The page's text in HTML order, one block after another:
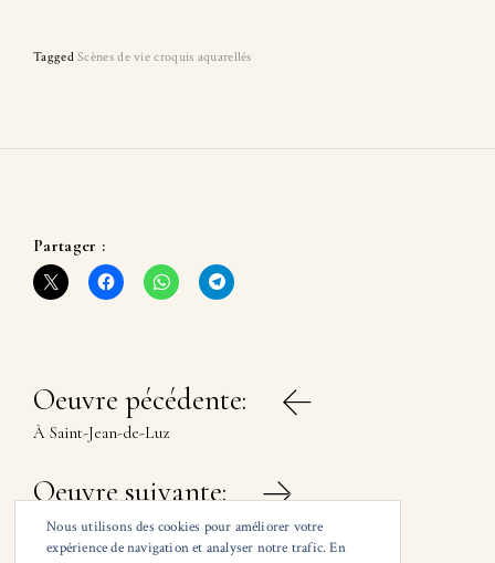
TaggedScènes de vie croquis aquarellés
Partager :
Navigation
de
l’article
Oeuvre pécédente:
À Saint-Jean-de-Luz
Oeuvre suivante:
Au Jardin Public Bordeaux – Le petit mousse
Nous utilisons des cookies pour améliorer votre
expérience de navigation et analyser notre trafic. En